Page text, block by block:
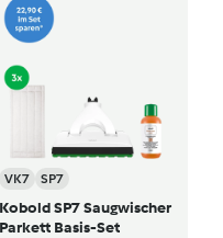
VK7 SP7
Kobold SP7 Saugwischer
Parkett Basis-Set